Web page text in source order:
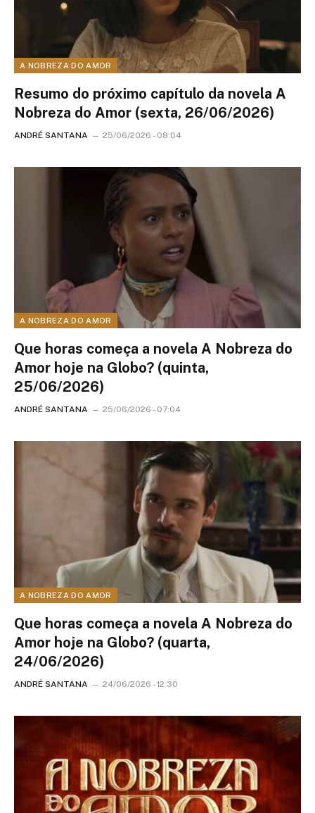
A NOBREZA DO AMOR
Resumo do próximo capítulo da novela A
Nobreza do Amor (sexta, 26/06/2026)
ANDRÉ SANTANA 25/06/2026 - 08:04
A NOBREZA DO AMOR
Que horas começa a novela A Nobreza do
Amor hoje na Globo? (quinta,
25/06/2026)
ANDRÉ SANTANA 25/06/2026 - 07:04
A NOBREZA DO AMOR
Que horas começa a novela A Nobreza do
Amor hoje na Globo? (quarta,
24/06/2026)
ANDRÉ SANTANA 24/06/2026 - 12:30